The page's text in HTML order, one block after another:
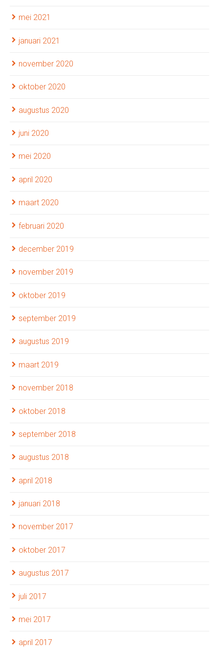
mei 2021
januari 2021
november 2020
oktober 2020
augustus 2020
juni 2020
mei 2020
april 2020
maart 2020
februari 2020
december 2019
november 2019
oktober 2019
september 2019
augustus 2019
maart 2019
november 2018
oktober 2018
september 2018
augustus 2018
april 2018
januari 2018
november 2017
oktober 2017
augustus 2017
juli 2017
mei 2017
april 2017